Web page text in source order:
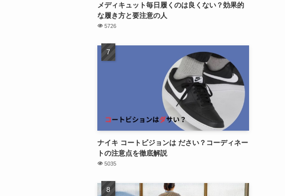
メディキュット毎日履くのは良くない？効果的
な履き方と要注意の人
5726
ナイキ コートビジョンは ださい？コーディネー
トの注意点を徹底解説
5035